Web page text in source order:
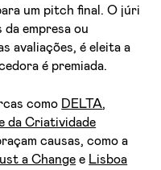
um pitch final. O júri
empresa ou
avaliações, é eleita a
é premiada.
como DELTA,
da Criatividade
causas, como a
a Change e Lisboa